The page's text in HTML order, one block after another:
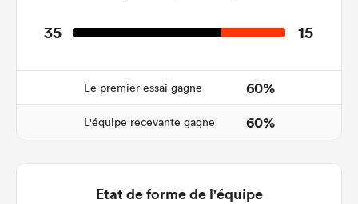
35 15
Le premier essai gagne 60%
L'équipe recevante gagne 60%
Etat de forme de l'équipe